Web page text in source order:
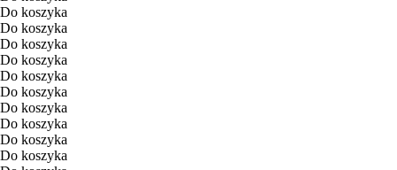
Do koszyka
Do koszyka
Do koszyka
Do koszyka
Do koszyka
Do koszyka
Do koszyka
Do koszyka
Do koszyka
Do koszyka